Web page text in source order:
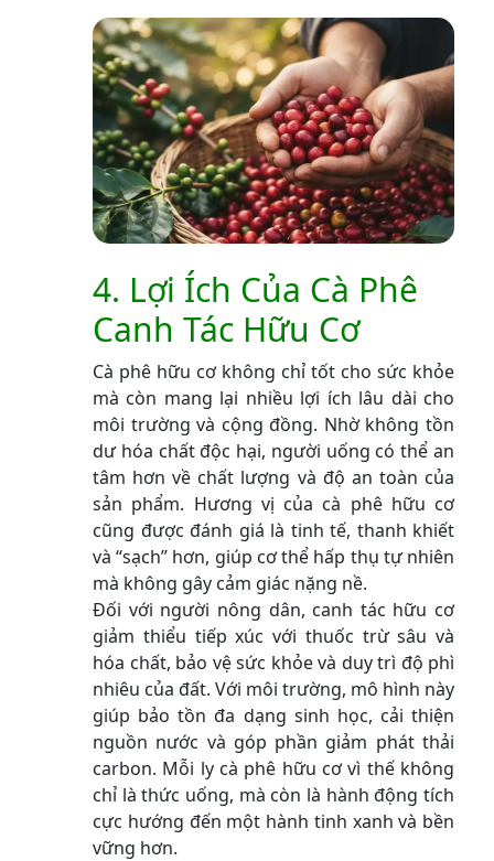
4. Lợi Ích Của Cà Phê
Canh Tác Hữu Cơ
Cà phê hữu cơ không chỉ tốt cho sức khỏe
mà còn mang lại nhiều lợi ích lâu dài cho
môi trường và cộng đồng. Nhờ không tồn
dư hóa chất độc hại, người uống có thể an
tâm hơn về chất lượng và độ an toàn của
sản phẩm. Hương vị của cà phê hữu cơ
cũng được đánh giá là tinh tế, thanh khiết
và “sạch” hơn, giúp cơ thể hấp thụ tự nhiên
mà không gây cảm giác nặng nề.
Đối với người nông dân, canh tác hữu cơ
giảm thiểu tiếp xúc với thuốc trừ sâu và
hóa chất, bảo vệ sức khỏe và duy trì độ phì
nhiêu của đất. Với môi trường, mô hình này
giúp bảo tồn đa dạng sinh học, cải thiện
nguồn nước và góp phần giảm phát thải
carbon. Mỗi ly cà phê hữu cơ vì thế không
chỉ là thức uống, mà còn là hành động tích
cực hướng đến một hành tinh xanh và bền
vững hơn.